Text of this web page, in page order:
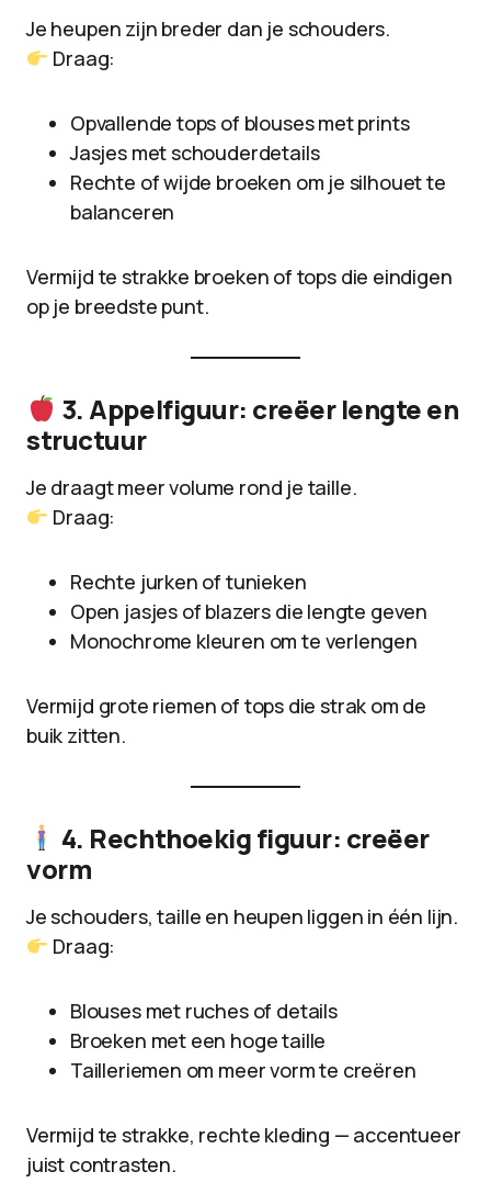
Je heupen zijn breder dan je schouders.
Draag:
Opvallende tops of blouses met prints
Jasjes met schouderdetails
Rechte of wijde broeken om je silhouet te
balanceren
Vermijd te strakke broeken of tops die eindigen
op je breedste punt.
3. Appelfiguur: creëer lengte en
structuur
Je draagt meer volume rond je taille.
Draag:
Rechte jurken of tunieken
Open jasjes of blazers die lengte geven
Monochrome kleuren om te verlengen
Vermijd grote riemen of tops die strak om de
buik zitten.
4. Rechthoekig figuur: creëer
vorm
Je schouders, taille en heupen liggen in één lijn.
Draag:
Blouses met ruches of details
Broeken met een hoge taille
Tailleriemen om meer vorm te creëren
Vermijd te strakke, rechte kleding — accentueer
juist contrasten.